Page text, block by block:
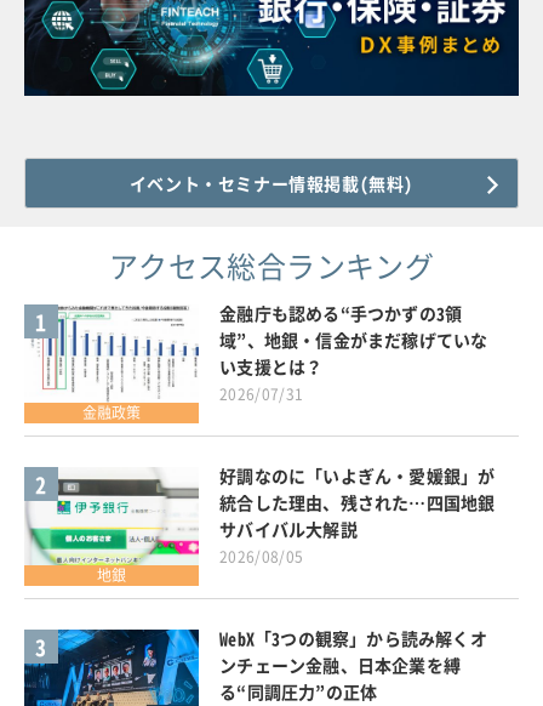
イベント・セミナー情報掲載(無料)
アクセス総合ランキング
1
金融政策
金融庁も認める“手つかずの3領
域”、地銀・信金がまだ稼げていな
い支援とは？
2026/07/31
2
地銀
好調なのに「いよぎん・愛媛銀」が
統合した理由、残された…四国地銀
サバイバル大解説
2026/08/05
3
WebX「3つの観察」から読み解くオ
ンチェーン金融、日本企業を縛
る“同調圧力”の正体